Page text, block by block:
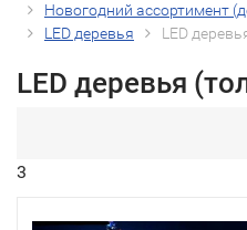
Новогодний ассортимент
LED деревья
LED
LED деревья
3